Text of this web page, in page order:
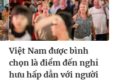
Việt Nam được bình
chọn là điểm đến nghỉ
hưu hấp dẫn với người